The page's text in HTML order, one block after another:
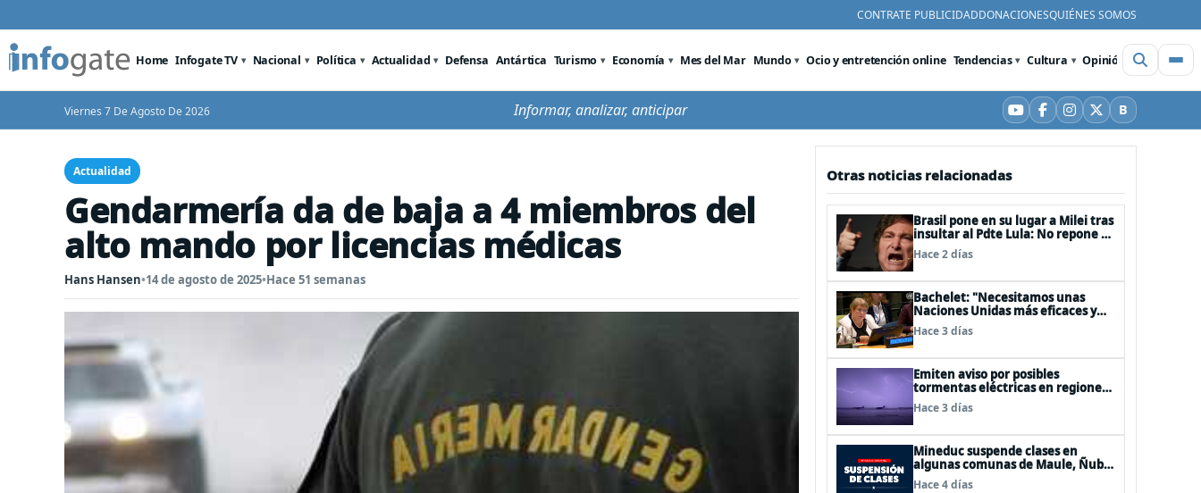
CONTRATE PUBLICIDADDONACIONESQUIÉNES SOMOS
Home Infogate TV Nacional Política Actualidad Defensa Antártica Turismo Economía Mes del Mar Mundo Ocio y entretención online Tendencias Cultura Opinión Videos
Viernes 7 De Agosto De 2026 Informar, analizar, anticipar YouTube
Facebook
Instagram
X BBluesky
Actualidad
Gendarmería da de baja a 4 miembros del
alto mando por licencias médicas
Hans Hansen•14 de agosto de 2025•Hace 51 semanas
Otras noticias relacionadas
Brasil pone en su lugar a Milei tras
insultar al Pdte Lula: No repone al
embajador en BBSS y rebaja la
relación bilateral
Hace 2 días
Bachelet: "Necesitamos unas
Naciones Unidas más eficaces y
cercanas a las personas"
Hace 3 días
Emiten aviso por posibles
tormentas eléctricas en regiones
de Los Lagos y Aysén
Hace 3 días
Mineduc suspende clases en
algunas comunas de Maule, Ñuble
y La Araucanía para este lunes
Hace 4 días